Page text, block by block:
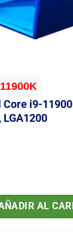
i9-
LGA1200
i9-11900K 3.50
AL